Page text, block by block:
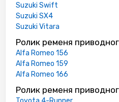
Suzuki Swift
Suzuki SX4
Suzuki Vitara
Ролик ременя
Alfa Romeo 156
Alfa Romeo 159
Alfa Romeo 166
Ролик ременя